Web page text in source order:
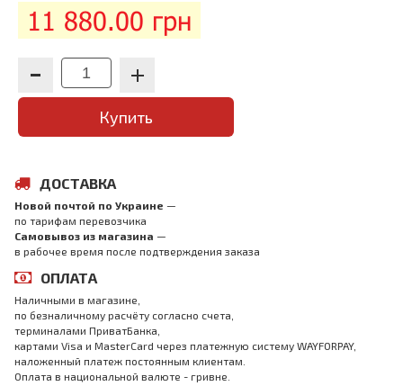
11 880.00 грн
Купить
ДОСТАВКА
Новой почтой по Украине —
по тарифам перевозчика
Самовывоз из магазина —
в рабочее время после подтверждения заказа
ОПЛАТА
Наличными в магазине,
по безналичному расчёту согласно счета,
терминалами ПриватБанка,
картами Visa и MasterCard через платежную систему WAYFORPAY,
наложенный платеж постоянным клиентам.
Оплата в национальной валюте - гривне.